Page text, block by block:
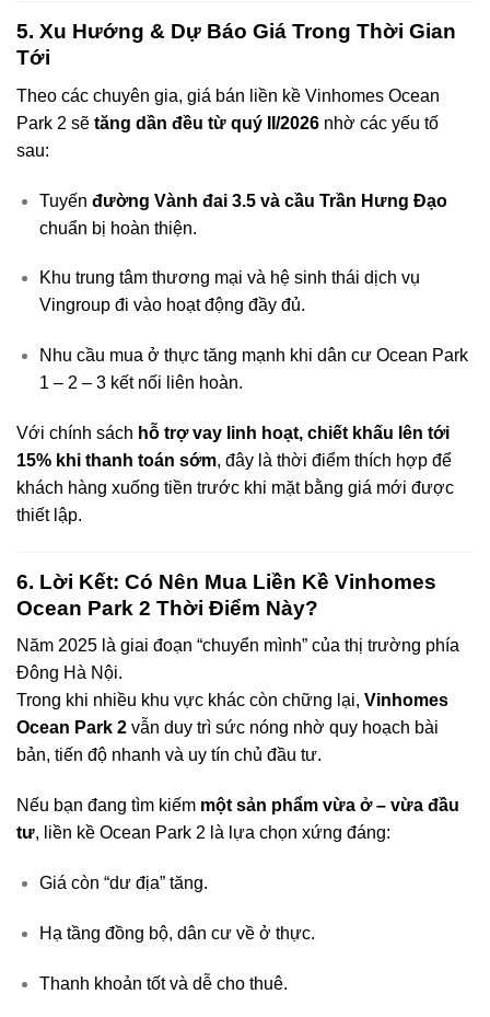
5. Xu Hướng & Dự Báo Giá Trong Thời Gian
Tới
Theo các chuyên gia, giá bán liền kề Vinhomes Ocean
Park 2 sẽ tăng dần đều từ quý II/2026 nhờ các yếu tố
sau:
Tuyến đường Vành đai 3.5 và cầu Trần Hưng Đạo
chuẩn bị hoàn thiện.
Khu trung tâm thương mại và hệ sinh thái dịch vụ
Vingroup đi vào hoạt động đầy đủ.
Nhu cầu mua ở thực tăng mạnh khi dân cư Ocean Park
1 – 2 – 3 kết nối liên hoàn.
Với chính sách hỗ trợ vay linh hoạt, chiết khấu lên tới
15% khi thanh toán sớm, đây là thời điểm thích hợp để
khách hàng xuống tiền trước khi mặt bằng giá mới được
thiết lập.
6. Lời Kết: Có Nên Mua Liền Kề Vinhomes
Ocean Park 2 Thời Điểm Này?
Năm 2025 là giai đoạn “chuyển mình” của thị trường phía
Đông Hà Nội.
Trong khi nhiều khu vực khác còn chững lại, Vinhomes
Ocean Park 2 vẫn duy trì sức nóng nhờ quy hoạch bài
bản, tiến độ nhanh và uy tín chủ đầu tư.
Nếu bạn đang tìm kiếm một sản phẩm vừa ở – vừa đầu
tư, liền kề Ocean Park 2 là lựa chọn xứng đáng:
Giá còn “dư địa” tăng.
Hạ tầng đồng bộ, dân cư về ở thực.
Thanh khoản tốt và dễ cho thuê.